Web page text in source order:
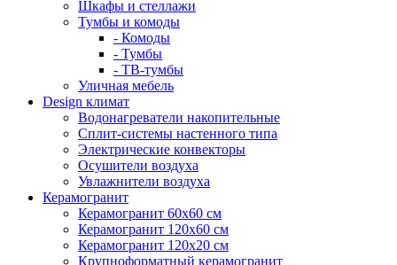
Шкафы и стеллажи
Тумбы и комоды
- Комоды
- Тумбы
- ТВ-тумбы
Уличная мебель
Design климат
Водонагреватели накопительные
Сплит-системы настенного типа
Электрические конвекторы
Осушители воздуха
Увлажнители воздуха
Керамогранит
Керамогранит 60х60 см
Керамогранит 120х60 см
Керамогранит 120х20 см
Крупноформатный керамогранит